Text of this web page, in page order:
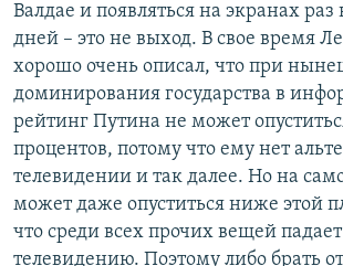
Валдае и появляться на экранах раз
дней – это не выход. В свое время
хорошо очень описал, что при
доминирования государства в
рейтинг Путина не может
процентов, потому что ему нет
телевидении и так далее. Но на
может даже опуститься ниже этой
что среди всех прочих вещей
телевидению. Поэтому либо брать